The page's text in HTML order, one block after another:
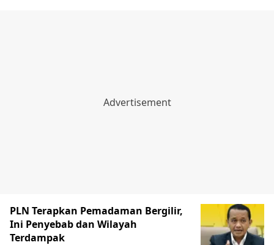
PLN Terapkan Pemadaman Bergilir,
Ini Penyebab dan Wilayah
Terdampak